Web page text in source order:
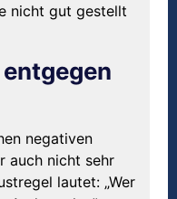
nicht gut gestellt
negativen
auch nicht sehr
lautet: „Wer